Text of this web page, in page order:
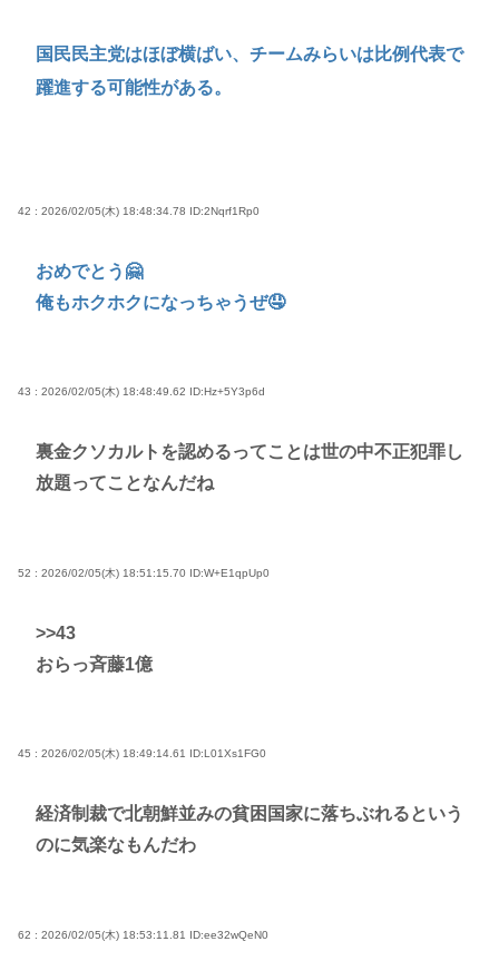
国民民主党はほぼ横ばい、チームみらいは比例代表で
躍進する可能性がある。
42 : 2026/02/05(木) 18:48:34.78 ID:2Nqrf1Rp0
おめでとう🤗
俺もホクホクになっちゃうぜ🤤
43 : 2026/02/05(木) 18:48:49.62 ID:Hz+5Y3p6d
裏金クソカルトを認めるってことは世の中不正犯罪し
放題ってことなんだね
52 : 2026/02/05(木) 18:51:15.70 ID:W+E1qpUp0
>>43
おらっ斉藤1億
45 : 2026/02/05(木) 18:49:14.61 ID:L01Xs1FG0
経済制裁で北朝鮮並みの貧困国家に落ちぶれるという
のに気楽なもんだわ
62 : 2026/02/05(木) 18:53:11.81 ID:ee32wQeN0